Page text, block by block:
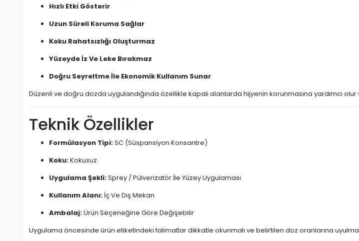
Hızlı Etki Gösterir
Uzun Süreli Koruma Sağlar
Koku Rahatsızlığı Oluşturmaz
Yüzeyde İz Ve Leke Bırakmaz
Doğru Seyreltme İle Ekonomik Kullanım Sunar
Düzenli ve doğru dozda uygulandığında özellikle kapalı alanlarda hijyenin korunmasına yardımcı
Teknik Özellikler
Formülasyon Tipi:SC (Süspansiyon Konsantre)
Koku:Kokusuz
Uygulama Şekli:Sprey / Pülverizatör İle Yüzey Uygulaması
Kullanım Alanı: İç Ve Dış Mekan
Ambalaj:Ürün Seçeneğine Göre Değişebilir
Uygulama öncesinde ürün etiketindeki talimatlar dikkatle okunmalı ve belirtilen doz oranlarına